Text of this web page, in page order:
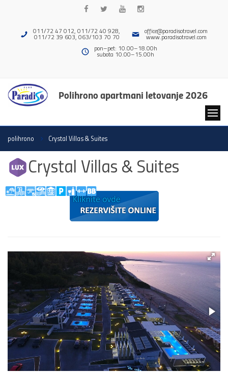
011/72 47 012, 011/72 40 928,
011/72 39 603, 063/103 70 70
office@paradisotravel.com
www.paradisotravel.com
pon–pet: 10.00–18.00h
subota 10.00–15.00h
Polihrono apartmani letovanje 2026
polihrono Crystal Villas & Suites
Crystal Villas & Suites